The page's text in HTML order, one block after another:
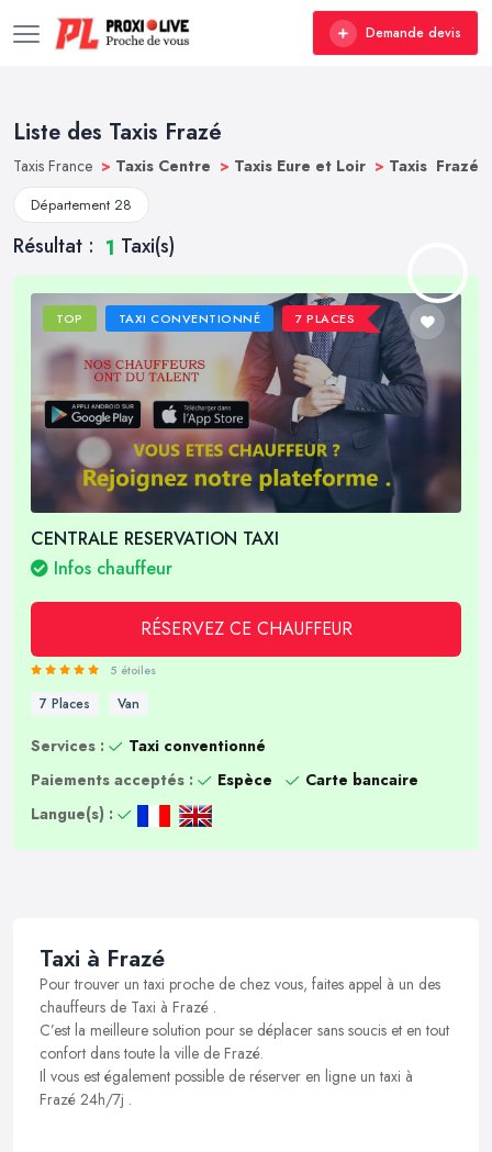
Demande devis
Liste des Taxis Frazé
Taxis France > Taxis Centre > Taxis Eure et Loir > Taxis Frazé
Département 28
Résultat : 1 Taxi(s)
TOP TAXI CONVENTIONNÉ 7 PLACES
CENTRALE RESERVATION TAXI
Infos chauffeur
RÉSERVEZ CE CHAUFFEUR
5 étoiles
7 Places Van
Services :
Taxi conventionné
Paiements acceptés :
Espèce
Carte bancaire
Langue(s) :
Taxi à Frazé
Pour trouver un taxi proche de chez vous, faites appel à un des
chauffeurs de Taxi à Frazé .
C’est la meilleure solution pour se déplacer sans soucis et en tout
confort dans toute la ville de Frazé.
Il vous est également possible de réserver en ligne un taxi à
Frazé 24h/7j .